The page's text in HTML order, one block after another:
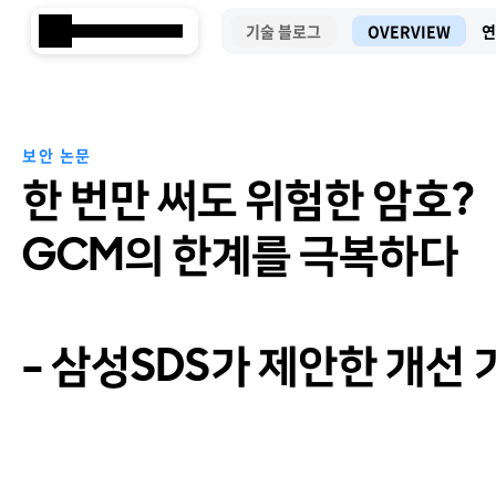
Samsung SDS 기술 블로그 OVERVIEW
보안 논문
한 번만 써도 위험한 암호?
GCM의 한계를 극복하다
– 삼성SDS가 제안한 개선